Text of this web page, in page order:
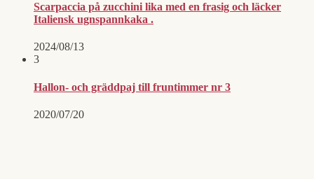
Scarpaccia på zucchini lika med en frasig och läcker
Italiensk ugnspannkaka .
2024/08/13
3
Hallon- och gräddpaj till fruntimmer nr 3
2020/07/20